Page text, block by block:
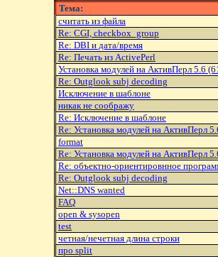
Тема:
считать из файла
Re: CGI, checkbox_group
Re: DBI и дата/время
Re: Печать из ActivePerl
Установка модулей на АктивПерл 5.6
Re: Outglook subj decoding
Исключение в шаблоне
никак не соображу
Re: Исключение в шаблоне
Re: Установка модулей на АктивПерл
format
Re: Установка модулей на АктивПерл
Re: объектно-ориентировнное
Re: Outglook subj decoding
Net::DNS wanted
FAQ
open & sysopen
test
четная/нечетная длина строки
про split